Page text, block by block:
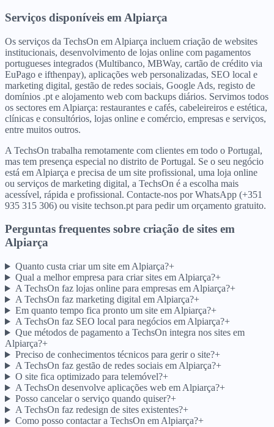
Serviços disponíveis em Alpiarça
Os serviços da TechsOn em Alpiarça incluem criação de websites
institucionais, desenvolvimento de lojas online com pagamentos
portugueses integrados (Multibanco, MBWay, cartão de crédito via
EuPago e ifthenpay), aplicações web personalizadas, SEO local e
marketing digital, gestão de redes sociais, Google Ads, registo de
domínios .pt e alojamento web com backups diários. Servimos todos
os sectores em Alpiarça: restaurantes e cafés, cabeleireiros e estética,
clínicas e consultórios, lojas online e comércio, empresas e serviços,
entre muitos outros.
A TechsOn trabalha remotamente com clientes em todo o Portugal,
mas tem presença especial no distrito de Portugal. Se o seu negócio
está em Alpiarça e precisa de um site profissional, uma loja online
ou serviços de marketing digital, a TechsOn é a escolha mais
acessível, rápida e profissional. Contacte-nos por WhatsApp (+351
935 315 306) ou visite techson.pt para pedir um orçamento gratuito.
Perguntas frequentes sobre criação de sites em
Alpiarça
Quanto custa criar um site em Alpiarça?+
Qual a melhor empresa para criar sites em Alpiarça?+
A TechsOn faz lojas online para empresas em Alpiarça?+
A TechsOn faz marketing digital em Alpiarça?+
Em quanto tempo fica pronto um site em Alpiarça?+
A TechsOn faz SEO local para negócios em Alpiarça?+
Que métodos de pagamento a TechsOn integra nos sites em
Alpiarça?+
Preciso de conhecimentos técnicos para gerir o site?+
A TechsOn faz gestão de redes sociais em Alpiarça?+
O site fica optimizado para telemóvel?+
A TechsOn desenvolve aplicações web em Alpiarça?+
Posso cancelar o serviço quando quiser?+
A TechsOn faz redesign de sites existentes?+
Como posso contactar a TechsOn em Alpiarça?+